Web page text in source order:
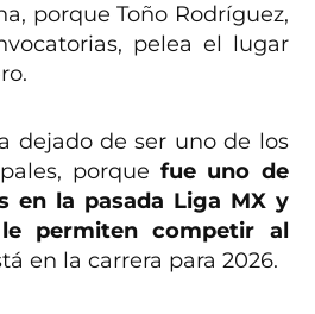
porque Toño Rodríguez,
pelea el lugar
dejado de ser uno de los
porque fue uno de
en la pasada Liga MX y
permiten competir al
en la carrera para 2026.